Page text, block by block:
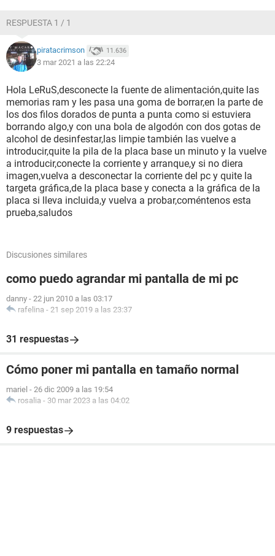
RESPUESTA 1 / 1
piratacrimson 11.636
3 mar 2021 a las 22:24
Hola LeRuS,desconecte la fuente de alimentación,quite las
memorias ram y les pasa una goma de borrar,en la parte de
los dos filos dorados de punta a punta como si estuviera
borrando algo,y con una bola de algodón con dos gotas de
alcohol de desinfestar,las limpie también las vuelve a
introducir,quite la pila de la placa base un minuto y la vuelve
a introducir,conecte la corriente y arranque,y si no diera
imagen,vuelva a desconectar la corriente del pc y quite la
targeta gráfica,de la placa base y conecta a la gráfica de la
placa si lleva incluida,y vuelva a probar,coméntenos esta
prueba,saludos
Discusiones similares
como puedo agrandar mi pantalla de mi pc
danny - 22 jun 2010 a las 03:17
rafelina - 21 sep 2019 a las 23:37
31 respuestas
Cómo poner mi pantalla en tamaño normal
mariel - 26 dic 2009 a las 19:54
rosalia - 30 mar 2023 a las 04:02
9 respuestas